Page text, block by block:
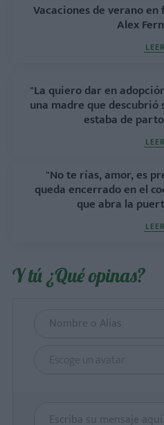
Vacaciones de verano
Alex
LEER
"La quiero dar en
una madre que descubrió
estaba de
LEER
"No te rías, amor, es
queda encerrado en el
que abra la
LEER
Y tú ¿Qué opinas?
Escoge un avatar